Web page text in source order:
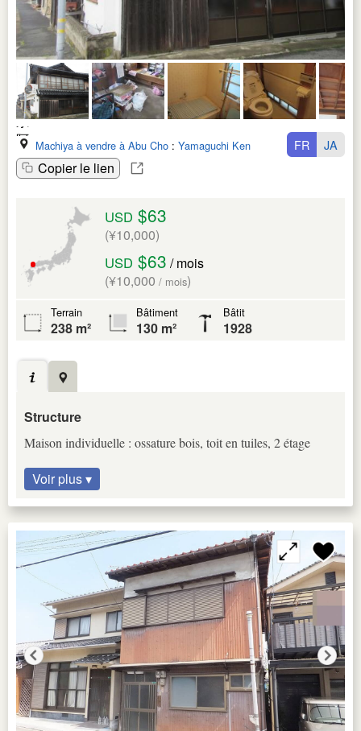
Machiya à vendre à Abu Cho : Yamaguchi Ken
Copier le lien
FR JA
USD $63
(¥10,000)
USD $63 / mois
(¥10,000 / mois)
Terrain
238 m²
Bâtiment
130 m²
Bâtit
1928
Structure
Maison individuelle : ossature bois, toit en tuiles, 2 étage
Voir plus ▾